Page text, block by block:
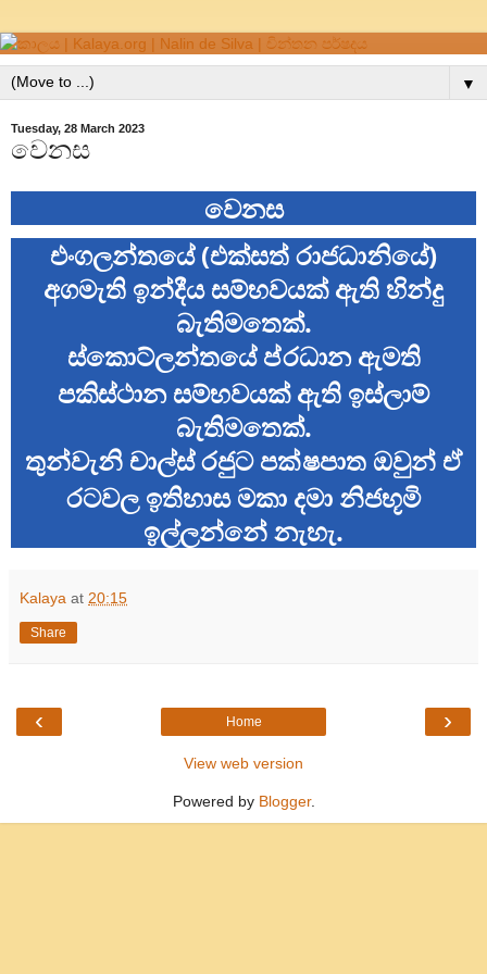
▼
Tuesday, 28 March 2023
වෙනස
වෙනස
එංගලන්තයේ (එක්සත් රාජධානියේ)
අගමැති ඉන්දීය සම්භවයක් ඇති හින්දු
බැතිමතෙක්.
ස්කොට්ලන්තයේ ප්රධාන ඇමති
පකිස්ථාන සම්භවයක් ඇති ඉස්ලාම්
බැතිමතෙක්.
තුන්වැනි චාල්ස් රජුට පක්ෂපාත ඔවුන් ඒ
රටවල ඉතිහාස මකා දමා නිජභූමි
ඉල්ලන්නේ නැහැ.
Kalaya at 20:15
Share
‹ ›
Home
View web version
Powered by Blogger.